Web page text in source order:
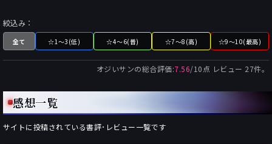
絞込み：
全て ☆1～3(低) ☆4～6(普) ☆7～8(高) ☆9～10(最高)
オジいサンの総合評価:7.56/10点 レビュー 27件。
感想一覧
サイトに投稿されている書評･レビュー一覧です